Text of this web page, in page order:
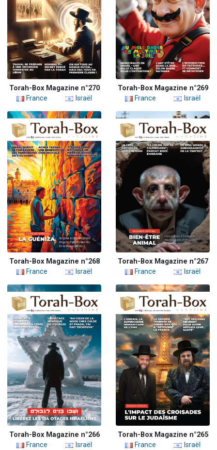
Torah-Box Magazine n°270
France
Israël
Torah-Box Magazine n°269
France
Israël
Torah-Box Magazine n°268
France
Israël
Torah-Box Magazine n°267
France
Israël
Torah-Box Magazine n°266
France
Israël
Torah-Box Magazine n°265
France
Israël